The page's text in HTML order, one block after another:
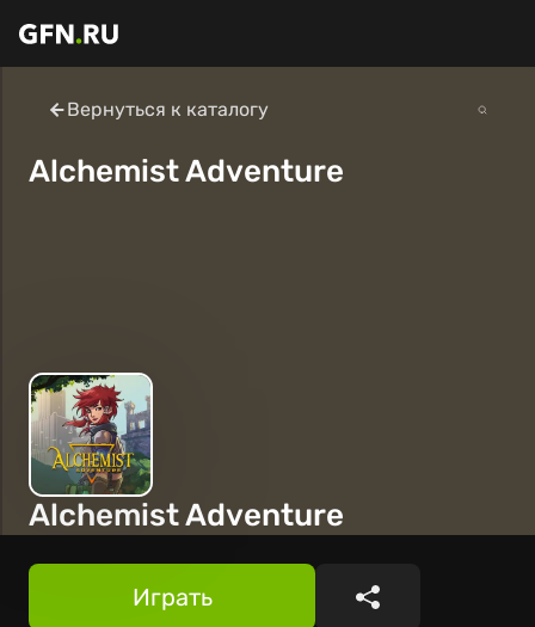
Вернуться к каталогу
Alchemist Adventure
Alchemist Adventure
Играть Поделиться